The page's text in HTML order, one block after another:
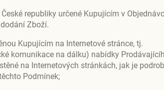
republiky určené Kupujícím v
Zboží.
Kupujícím na Internetové stránce, tj.
komunikace na dálku) nabídky
na Internetových stránkách, jak je
Podmínek;